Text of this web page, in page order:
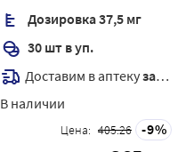
Дозировка 37,5 мг
30 шт в уп.
Доставим в аптекузавтра
В наличии
Цена: 405.26 9